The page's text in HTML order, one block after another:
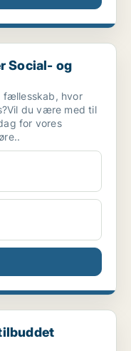
Sundhedshjælp...
Social- og
fællesskab, hvor
du være med til
for vores